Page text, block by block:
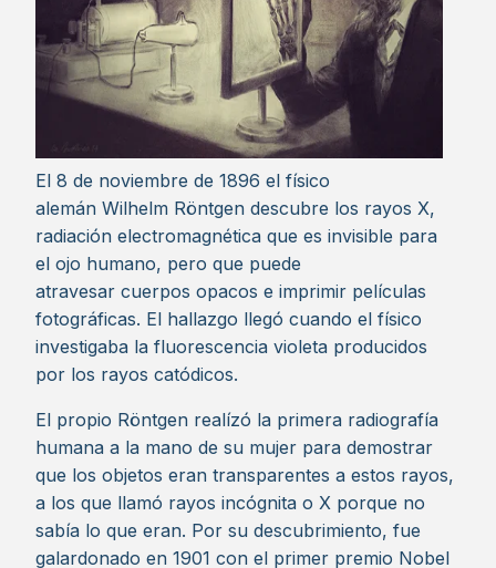
El 8 de noviembre de 1896 el físico
alemán Wilhelm Röntgen descubre los rayos X,
radiación electromagnética que es invisible para
el ojo humano, pero que puede
atravesar cuerpos opacos e imprimir películas
fotográficas. El hallazgo llegó cuando el físico
investigaba la fluorescencia violeta producidos
por los rayos catódicos.
El propio Röntgen realízó la primera radiografía
humana a la mano de su mujer para demostrar
que los objetos eran transparentes a estos rayos,
a los que llamó rayos incógnita o X porque no
sabía lo que eran. Por su descubrimiento, fue
galardonado en 1901 con el primer premio Nobel